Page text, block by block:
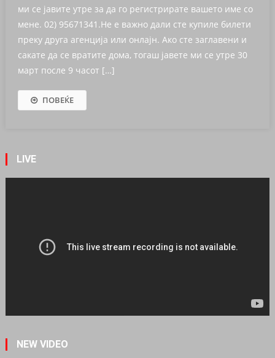
ми се јавите утре за да го регистрирате вашето име со
мене. 02) 95671341.Не е важно дали сте купиле билети
преку друга агенција или онлајн. Ако сте заглавени и
сакате да се вратите дома, тогаш јавете ми се утре 30
март после 9 часот […]
ПОВЕЌЕ
LIVE
NEW VIDEO